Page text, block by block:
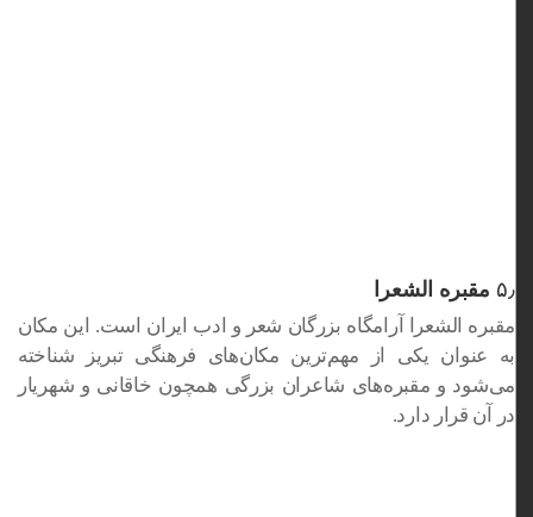
۵٫ مقبره الشعرا
مقبره الشعرا آرامگاه بزرگان شعر و ادب ایران است. این مکان
به عنوان یکی از مهم‌ترین مکان‌های فرهنگی تبریز شناخته
می‌شود و مقبره‌های شاعران بزرگی همچون خاقانی و شهریار
در آن قرار دارد.